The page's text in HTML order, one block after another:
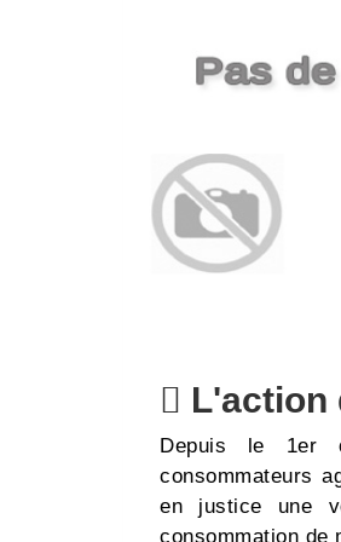
L'action
Depuis le 1er
consommateurs
en justice une
consommation de